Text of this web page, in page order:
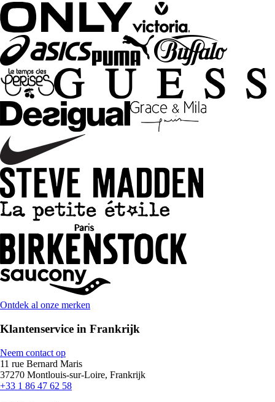
Ontdek al onze merken
Klantenservice in Frankrijk
Neem contact op
11 rue Bernard Maris
37270 Montlouis-sur-Loire, Frankrijk
+33 1 86 47 62 58